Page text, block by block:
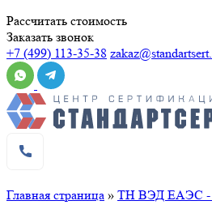
Рассчитать стоимость
Заказать звонок
+7 (499) 113-35-38
Главная страница » ТН ВЭД ЕАЭС -